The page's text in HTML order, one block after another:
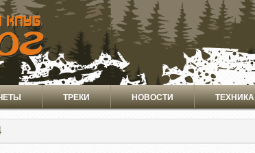
ТРЕКИ НОВОСТИ ТЕХНИКА